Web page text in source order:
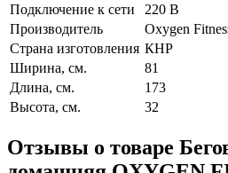
Подключение к сети
220 В
Производитель
Oxygen
Страна изготовления КНР
Ширина, см.
81
Длина, см.
173
Высота, см.
32
Отзывы о товаре